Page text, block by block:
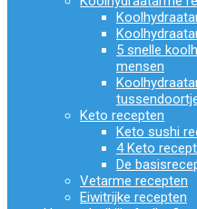
5 snelle
mensen
Keto recepten
Keto sushi
4 Keto
De
Vetarme recepten
Eiwitrijke recepten